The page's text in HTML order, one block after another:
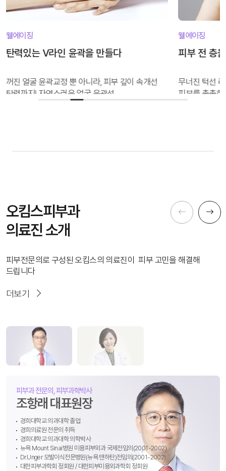
웰에이징
피부 전 층을 촘촘히 리프팅 시킨다
무너진 턱선 라인 탄력개선과 미백, 잔주름까지
피부를 촘촘하게 개선하고 볼륨을 살리다
피부톤&피부결
투명하고
가장 기초적
되찾아 드립니
오킴스피부과
의료진 소개
피부전문의로 구성된 오킴스의 의료진이 피부 고민을 해결해
드립니다
더보기
피부과 전문의, 피부과학박사
조항래 대표원장
경희대학교 의과대학 졸업
경희의료원 전문의 취득
경희대학교 의과대학 의학박사
뉴욕 Mount Sinai병원 미용피부외과 국제전임의(2001-2002)
Dr.Unger 모발이식전문병원(뉴욕 맨하탄)전임의(2001-2002)
대한피부과학회 정회원 / 대한피부미용외과학회 정회원